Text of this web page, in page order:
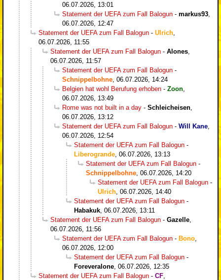
06.07.2026, 13:01
Statement der UEFA zum Fall Balogun - markus93
06.07.2026, 12:47
Statement der UEFA zum Fall Balogun - Ulrich
06.07.2026, 11:55
Statement der UEFA zum Fall Balogun - Alones
06.07.2026, 11:57
Statement der UEFA zum Fall Balogun -
Schnippelbohne 06.07.2026, 14:24
Belgien hat wohl Berufung erhoben - Zoon
06.07.2026, 13:49
Rome was not built in a day - Schleicheisen
06.07.2026, 13:12
Statement der UEFA zum Fall Balogun - Will Kane
06.07.2026, 12:54
Statement der UEFA zum Fall Balogun -
Liberogrande 06.07.2026, 13:13
Statement der UEFA zum Fall Balogun -
Schnippelbohne 06.07.2026, 14:20
Statement der UEFA zum Fall Balogun -
Ulrich 06.07.2026, 14:40
Statement der UEFA zum Fall Balogun -
Habakuk 06.07.2026, 13:11
Statement der UEFA zum Fall Balogun - Gazelle
06.07.2026, 11:56
Statement der UEFA zum Fall Balogun - Bono
06.07.2026, 12:00
Statement der UEFA zum Fall Balogun -
Foreveralone 06.07.2026, 12:35
Statement der UEFA zum Fall Balogun - CF